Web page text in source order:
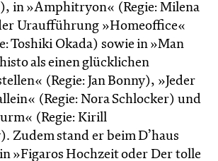
in »Amphitryon« (Regie: Milena
Uraufführung »Homeoffice«
Toshiki Okada) sowie in »Man
als einen glück­lichen
(Regie: Jan Bonny), »Jeder
(Regie: Nora Schlocker) und
(Regie: Kirill
Zudem stand er beim D’haus
»Figaros Hochzeit oder Der tolle